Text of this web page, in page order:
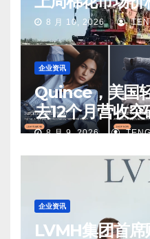
8 月 10, 2026
企业资讯
Quince，美国
去12个月营收
8 月 9, 2026
企业资讯
LVMH集团首席